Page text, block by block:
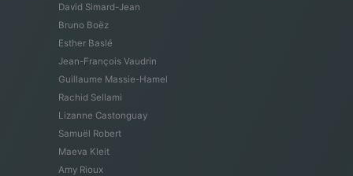
David Simard-Jean
Bruno Boëz
Esther Baslé
Jean-François Vaudrin
Guillaume Massie-Hamel
Rachid Sellami
Lizanne Castonguay
Samuël Robert
Maeva Kleit
Amy Rioux